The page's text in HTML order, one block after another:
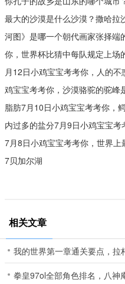
最大的沙漠是什么沙漠？撒哈
河图》是哪一个朝代画家张择
你，世界杯比猜中每队规定上
月12日小鸡宝宝考考你，人的
鸡宝宝考考你，沙漠骆驼的驼峰
脂肪7月10日小鸡宝宝考考你，
内过多的盐分7月9日小鸡宝宝
7月8日小鸡宝宝考考你，世界上
7贝加尔湖
相关文章
我的世界第一章通关要点，拉
拳皇97ol全部角色排名，八神